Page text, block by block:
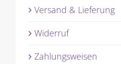
Versand & Lieferung
Widerruf
Zahlungsweisen